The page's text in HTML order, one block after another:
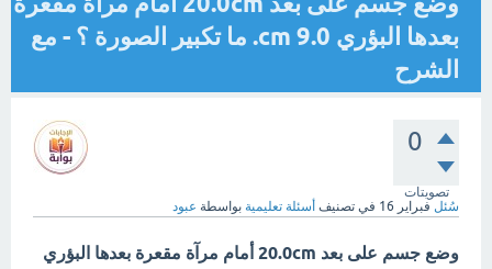
بعدها البؤري cm 9.0. ما تكبير الصورة ؟ - مع
الشرح
0
تصويتات
سُئل فبراير 16 في تصنيف أسئلة تعليمية بواسطة عبود
وضع جسم على بعد 20.0cm أمام مرآة مقعرة بعدها البؤري